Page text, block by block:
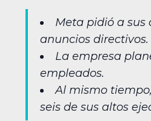
Meta pidió a
anuncios directivos.
La empresa
empleados.
Al mismo
seis de sus altos